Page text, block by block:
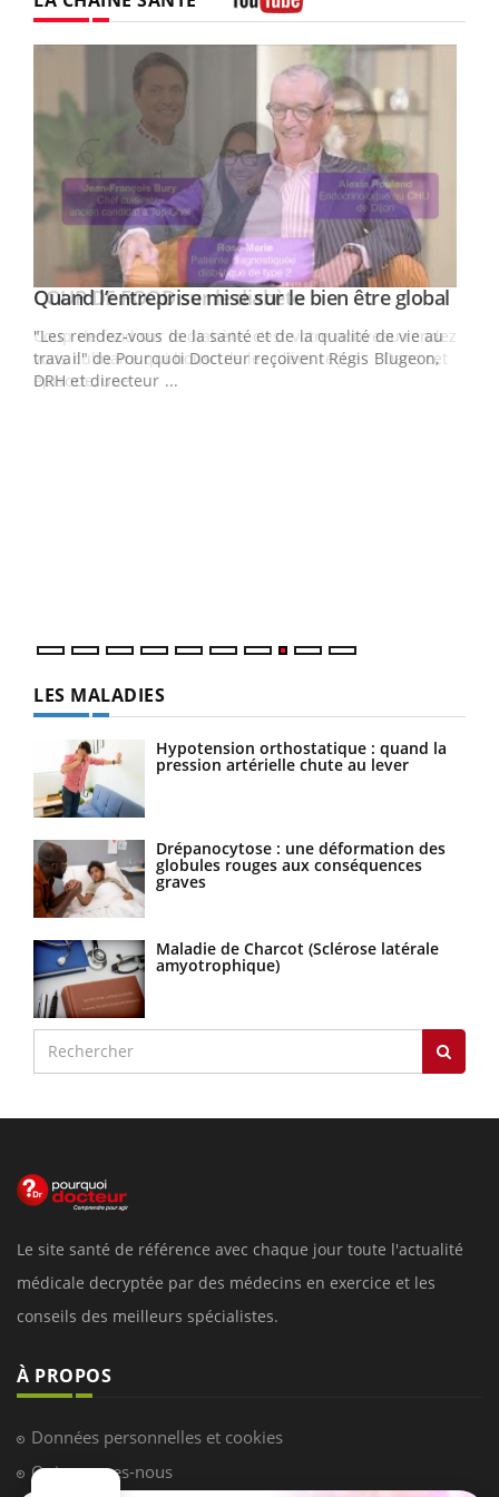
Youtube
Quand l’entreprise mise sur le bien être global
"Les rendez-vous de la santé et de la qualité de vie au
travail" de Pourquoi Docteur reçoivent Régis Blugeon,
DRH et directeur ...
LES MALADIES
Hypotension orthostatique : quand la
pression artérielle chute au lever
Drépanocytose : une déformation des
globules rouges aux conséquences
graves
Maladie de Charcot (Sclérose latérale
amyotrophique)
Le site santé de référence avec chaque jour toute l'actualité
médicale decryptée par des médecins en exercice et les
conseils des meilleurs spécialistes.
À PROPOS
Données personnelles et cookies
Qui sommes-nous